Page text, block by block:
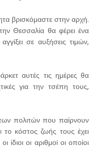
βρισκόμαστε στην αρχή.
Θεσσαλία θα φέρει ένα
σε αυξήσεις τιμών,
αυτές τις ημέρες θα
για την τσέπη τους,
πολιτών που παίρνουν
κόστος ζωής τους έχει
οι αριθμοί οι οποίοι